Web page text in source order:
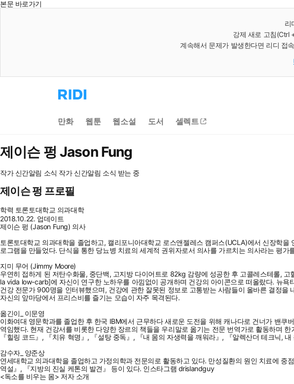
본문 바로가기
리
강제 새로 고침(Ctrl
계속해서 문제가 발생한다면 리디 접
리
디
으
로
만화 웹툰 웹소설 도서 셀렉트
제이슨 펑 Jason Fung
작가 신간알림 소식 작가 신간알림 소식 받는 중
제이슨 펑 프로필
학력 토론토대학교 의과대학
2018.10.22. 업데이트
제이슨 펑 (Jason Fung) 의사
토론토대학교 의과대학을 졸업하고, 캘리포니아대학교 로스앤젤레스 캠퍼스(UCLA)에서 신장학
로그램을 만들었다. 단식을 통한 당뇨병 치료의 세계적 권위자로서 의사를 가르치는 의사라는 평
지미 무어 (Jimmy Moore)
우연히 접하게 된 저탄수화물, 중단백, 고지방 다이어트로 82kg 감량에 성공한 후 고콜레스테롤,
la vida low-carb]에 자신이 연구한 노하우를 아낌없이 공개하며 건강의 아이콘으로 떠올랐다. 뉴
건강 전문가 900명을 인터뷰했으며, 건강에 관한 잘못된 정보로 고통받는 사람들이 올바른 결정
자신의 앞마당에서 프리스비를 즐기는 모습이 자주 목격된다.
옮긴이_ 이문영
이화여대 영문학과를 졸업한 후 한국 IBM에서 근무하다 새로운 도전을 위해 캐나다로 건너가 밴
역임했다. 현재 건강서를 비롯한 다양한 장르의 책들을 우리말로 옮기는 전문 번역가로 활동하며
『힐링 코드』, 『치유 혁명』, 『설탕 중독』, 『내 몸의 자생력을 깨워라』, 『알렉산더 테크닉,
감수자_ 양준상
연세대학교 의과대학을 졸업하고 가정의학과 전문의로 활동하고 있다. 만성질환의 원인 치료에
역설』, 『지방의 진실 케톤의 발견』 등이 있다. 인스타그램 drislandguy
<독소를 비우는 몸> 저자 소개